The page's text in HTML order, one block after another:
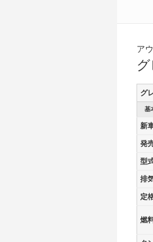
ア
グ
基
新
発
型
排
定
燃